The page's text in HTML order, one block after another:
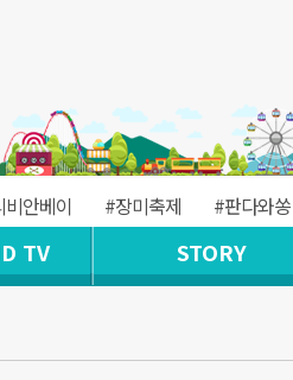
안베이 #장미축제 #판다와쏭
TV STORY